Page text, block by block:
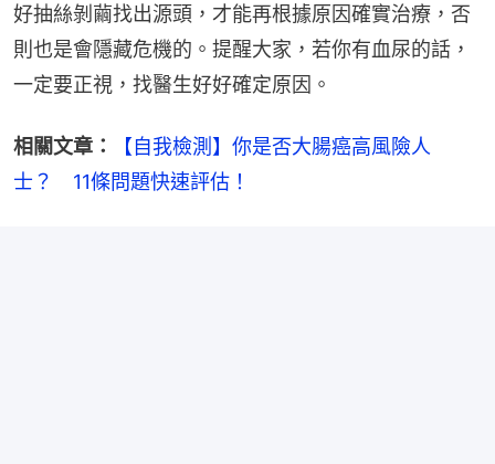
好抽絲剝繭找出源頭，才能再根據原因確實治療，否
則也是會隱藏危機的。提醒大家，若你有血尿的話，
一定要正視，找醫生好好確定原因。
相關文章：
【自我檢測】你是否大腸癌高風險人
士？　11條問題快速評估！